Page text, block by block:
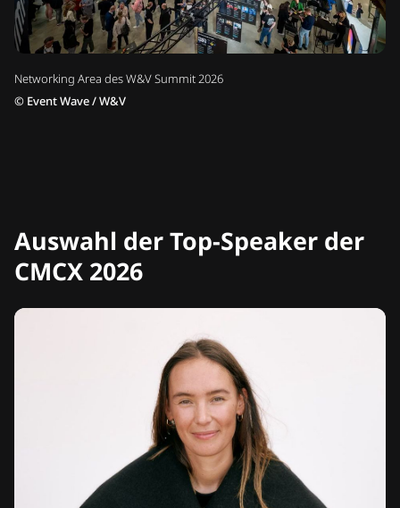
Networking Area des W&V Summit 2026
© Event Wave / W&V
Auswahl der Top-Speaker der
CMCX 2026